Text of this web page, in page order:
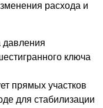
расхода и
давления
ключа
прямых участков
для стабилизации